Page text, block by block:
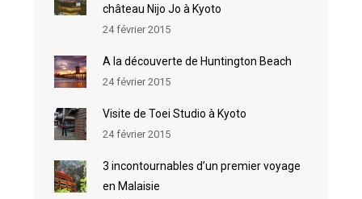
château Nijo Jo à Kyoto
24 février 2015
A la découverte de Huntington Beach
24 février 2015
Visite de Toei Studio à Kyoto
24 février 2015
3 incontournables d’un premier voyage
en Malaisie